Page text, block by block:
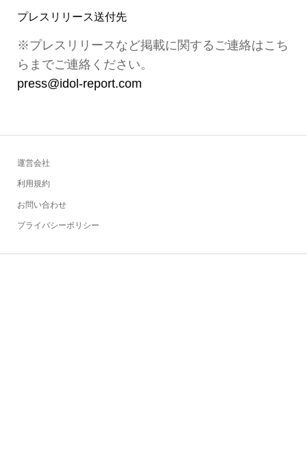
プレスリリース送付先
※プレスリリースなど掲載に関するご連絡はこち
らまでご連絡ください。
press@idol-report.com
運営会社
利用規約
お問い合わせ
プライバシーポリシー